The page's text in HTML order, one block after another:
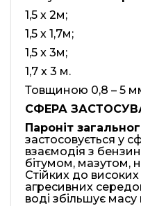
1,5 х 2м;
1,5 х 1,7м;
1,5 x 3м;
1,7 х 3 м.
Товщиною 0,8 – 5
СФЕРА
Пароніт
застосовується у
взаємодія з
бітумом, мазутом,
Стійких до
агресивних
воді збільшує масу